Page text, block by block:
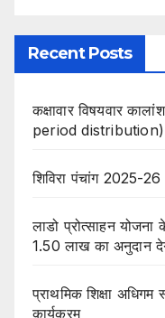
Recent Posts
कक्षावार विषयवार
period distribution)
शिविरा पंचांग 2025-
लाडो प्रोत्साहन
1.50 लाख का अनुदान
प्राथमिक शिक्षा
कार्यक्रम